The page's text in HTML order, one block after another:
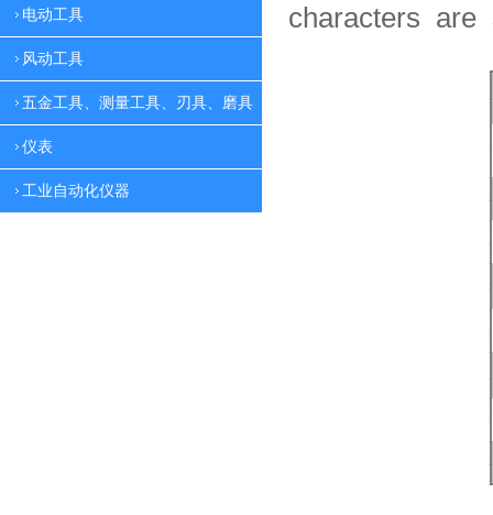
电动工具
风动工具
五金工具、测量工具、刃具、磨具
仪表
工业自动化仪器
characters